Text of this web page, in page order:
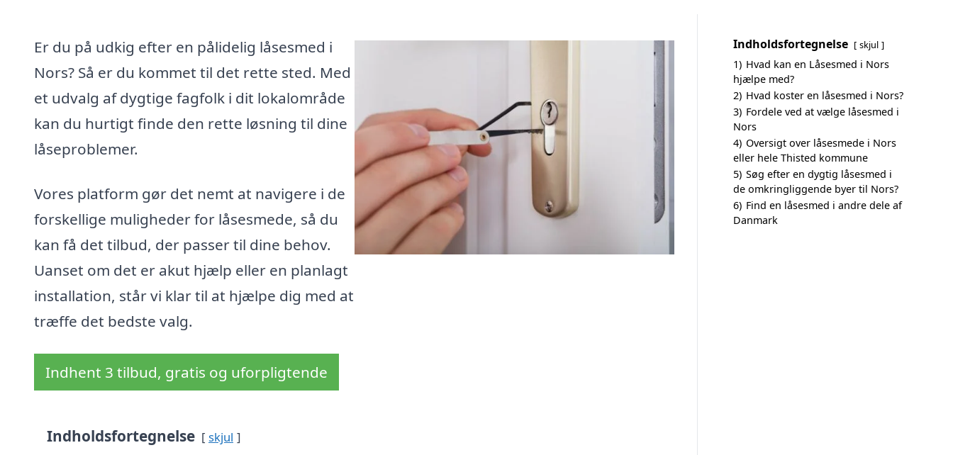
Er du på udkig efter en pålidelig låsesmed i
Nors? Så er du kommet til det rette sted. Med
et udvalg af dygtige fagfolk i dit lokalområde
kan du hurtigt finde den rette løsning til dine
låseproblemer.
Vores platform gør det nemt at navigere i de
forskellige muligheder for låsesmede, så du
kan få det tilbud, der passer til dine behov.
Uanset om det er akut hjælp eller en planlagt
installation, står vi klar til at hjælpe dig med at
træffe det bedste valg.
Indhent 3 tilbud, gratis og uforpligtende
Indholdsfortegnelse skjul
Indholdsfortegnelse skjul
1) Hvad kan en Låsesmed i Nors
hjælpe med?
2) Hvad koster en låsesmed i Nors?
3) Fordele ved at vælge låsesmed i
Nors
4) Oversigt over låsesmede i Nors
eller hele Thisted kommune
5) Søg efter en dygtig låsesmed i
de omkringliggende byer til Nors?
6) Find en låsesmed i andre dele af
Danmark